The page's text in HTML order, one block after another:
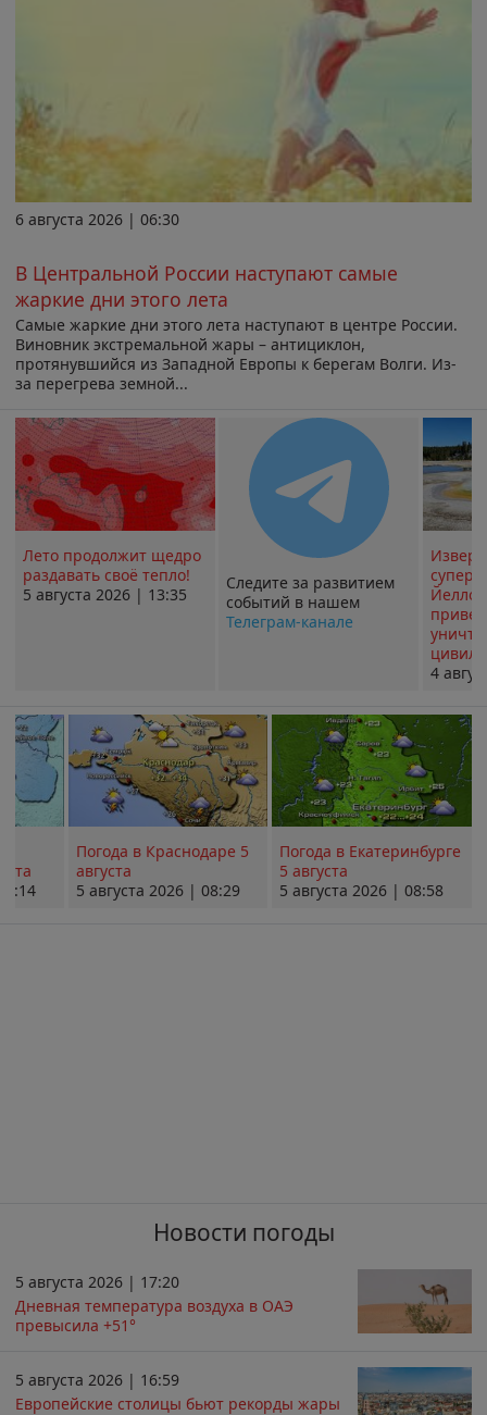
6 августа 2026 | 06:30
В Центральной России наступают самые
жаркие дни этого лета
Самые жаркие дни этого лета наступают в центре России.
Виновник экстремальной жары – антициклон,
протянувшийся из Западной Европы к берегам Волги. Из-
за перегрева земной...
Лето продолжит щедро
раздавать своё тепло!
5 августа 2026 | 13:35
Следите за развитием
событий в нашем
Телеграм-канале
4
Погода в Краснодаре 5
августа
5 августа 2026 | 08:29
Погода в Екатеринбурге
5 августа
5 августа 2026 | 08:58
Новости погоды
5 августа 2026 | 17:20
Дневная температура воздуха в ОАЭ
превысила +51°
5 августа 2026 | 16:59
Европейские столицы бьют рекорды жары